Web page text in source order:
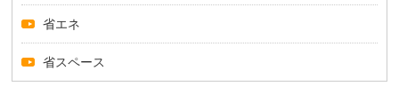
省エネ
省スペース